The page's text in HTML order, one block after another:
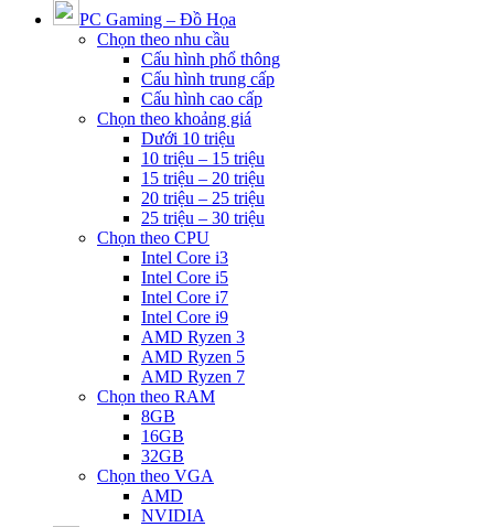
PC Gaming – Đồ Họa
Chọn theo nhu cầu
Cấu hình phổ thông
Cấu hình trung cấp
Cấu hình cao cấp
Chọn theo khoảng giá
Dưới 10 triệu
10 triệu – 15 triệu
15 triệu – 20 triệu
20 triệu – 25 triệu
25 triệu – 30 triệu
Chọn theo CPU
Intel Core i3
Intel Core i5
Intel Core i7
Intel Core i9
AMD Ryzen 3
AMD Ryzen 5
AMD Ryzen 7
Chọn theo RAM
8GB
16GB
32GB
Chọn theo VGA
AMD
NVIDIA